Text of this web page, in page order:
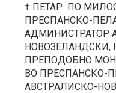
† ПЕТАР ПО
ПРЕСПАНСКО-
АДМИНИСТРАТОР
НОВОЗЕЛАНДСКИ,
ПРЕПОДОБНО
ВО ПРЕСПАНСКО-
АВСТРАЛИСКО-